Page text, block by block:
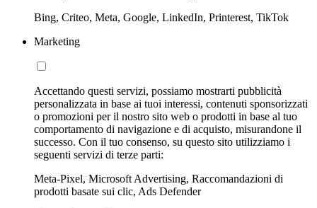
Bing, Criteo, Meta, Google, LinkedIn, Printerest, TikTok
Marketing
Accettando questi servizi, possiamo mostrarti pubblicità
personalizzata in base ai tuoi interessi, contenuti sponsorizzati
o promozioni per il nostro sito web o prodotti in base al tuo
comportamento di navigazione e di acquisto, misurandone il
successo. Con il tuo consenso, su questo sito utilizziamo i
seguenti servizi di terze parti:
Meta-Pixel, Microsoft Advertising, Raccomandazioni di
prodotti basate sui clic, Ads Defender